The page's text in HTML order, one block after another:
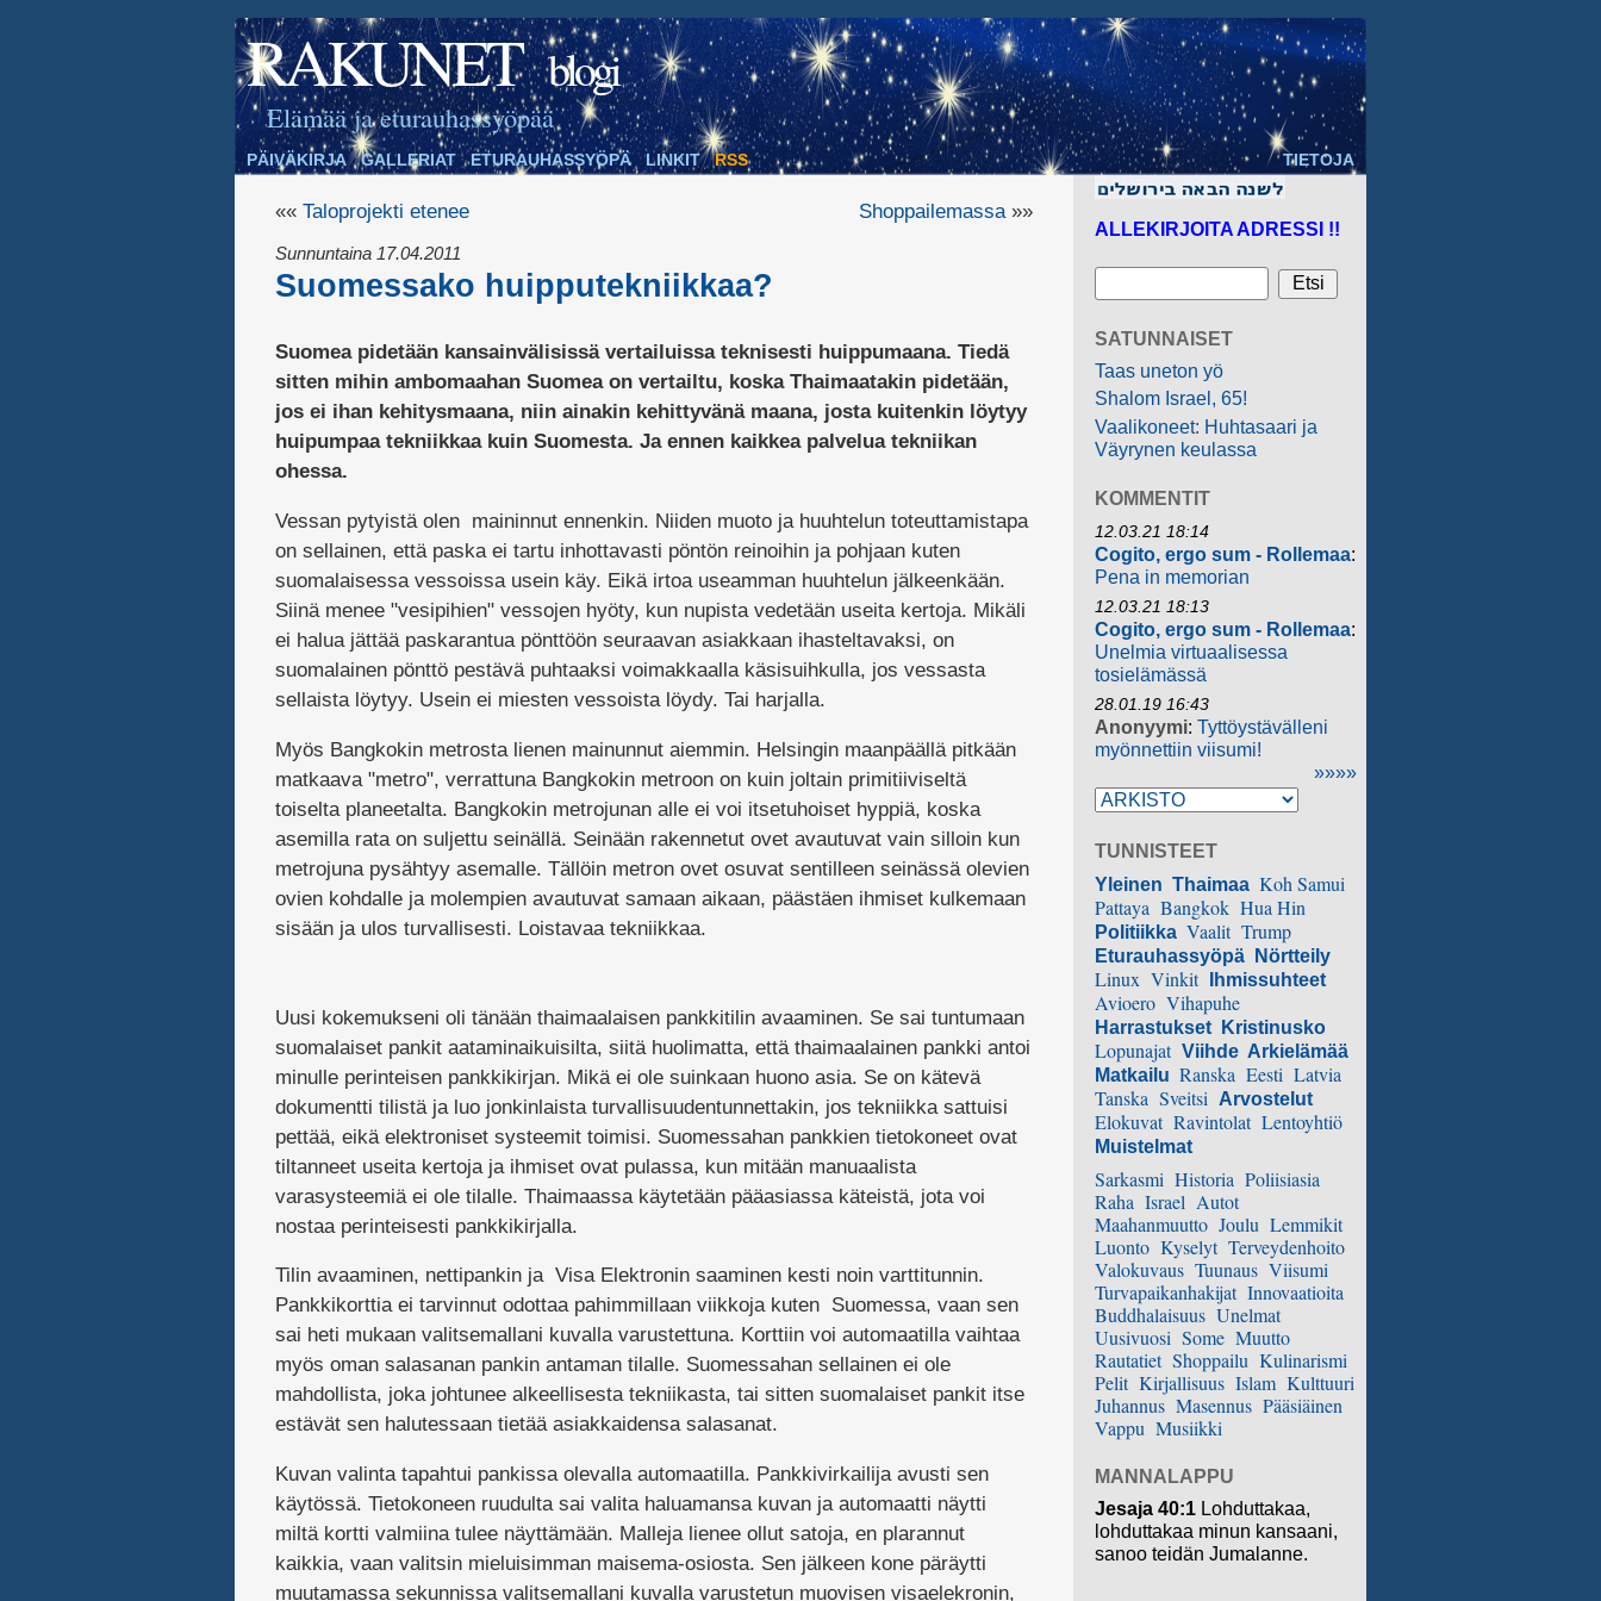
RAKUNET blogi
Elämää ja eturauhassyöpää
PÄIVÄKIRJA GALLERIAT ETURAUHASSYÖPÄ LINKIT RSS TIETOJA
«« Taloprojekti etenee Shoppailemassa»»
Sunnuntaina 17.04.2011
Suomessako huipputekniikkaa?
Suomea pidetään kansainvälisissä vertailuissa teknisesti huippumaana. Tiedä
sitten mihin ambomaahan Suomea on vertailtu, koska Thaimaatakin pidetään,
jos ei ihan kehitysmaana, niin ainakin kehittyvänä maana, josta kuitenkin löytyy
huipumpaa tekniikkaa kuin Suomesta. Ja ennen kaikkea palvelua tekniikan
ohessa.
Vessan pytyistä olen maininnut ennenkin. Niiden muoto ja huuhtelun toteuttamistapa
on sellainen, että paska ei tartu inhottavasti pöntön reinoihin ja pohjaan kuten
suomalaisessa vessoissa usein käy. Eikä irtoa useamman huuhtelun jälkeenkään.
Siinä menee "vesipihien" vessojen hyöty, kun nupista vedetään useita kertoja. Mikäli
ei halua jättää paskarantua pönttöön seuraavan asiakkaan ihasteltavaksi, on
suomalainen pönttö pestävä puhtaaksi voimakkaalla käsisuihkulla, jos vessasta
sellaista löytyy. Usein ei miesten vessoista löydy. Tai harjalla.
Myös Bangkokin metrosta lienen mainunnut aiemmin. Helsingin maanpäällä pitkään
matkaava "metro", verrattuna Bangkokin metroon on kuin joltain primitiiviseltä
toiselta planeetalta. Bangkokin metrojunan alle ei voi itsetuhoiset hyppiä, koska
asemilla rata on suljettu seinällä. Seinään rakennetut ovet avautuvat vain silloin kun
metrojuna pysähtyy asemalle. Tällöin metron ovet osuvat sentilleen seinässä olevien
ovien kohdalle ja molempien avautuvat samaan aikaan, päästäen ihmiset kulkemaan
sisään ja ulos turvallisesti. Loistavaa tekniikkaa.
Uusi kokemukseni oli tänään thaimaalaisen pankkitilin avaaminen. Se sai tuntumaan
suomalaiset pankit aataminaikuisilta, siitä huolimatta, että thaimaalainen pankki antoi
minulle perinteisen pankkikirjan. Mikä ei ole suinkaan huono asia. Se on kätevä
dokumentti tilistä ja luo jonkinlaista turvallisuudentunnettakin, jos tekniikka sattuisi
pettää, eikä elektroniset systeemit toimisi. Suomessahan pankkien tietokoneet ovat
tiltanneet useita kertoja ja ihmiset ovat pulassa, kun mitään manuaalista
varasysteemiä ei ole tilalle. Thaimaassa käytetään pääasiassa käteistä, jota voi
nostaa perinteisesti pankkikirjalla.
Tilin avaaminen, nettipankin ja Visa Elektronin saaminen kesti noin varttitunnin.
Pankkikorttia ei tarvinnut odottaa pahimmillaan viikkoja kuten Suomessa, vaan sen
sai heti mukaan valitsemallani kuvalla varustettuna. Korttiin voi automaatilla vaihtaa
myös oman salasanan pankin antaman tilalle. Suomessahan sellainen ei ole
mahdollista, joka johtunee alkeellisesta tekniikasta, tai sitten suomalaiset pankit itse
estävät sen halutessaan tietää asiakkaidensa salasanat.
Kuvan valinta tapahtui pankissa olevalla automaatilla. Pankkivirkailija avusti sen
käytössä. Tietokoneen ruudulta sai valita haluamansa kuvan ja automaatti näytti
miltä kortti valmiina tulee näyttämään. Malleja lienee ollut satoja, en plarannut
kaikkia, vaan valitsin mieluisimman maisema-osiosta. Sen jälkeen kone päräytti
muutamassa sekunnissa valitsemallani kuvalla varustetun muovisen visaelekronin,
ALLEKIRJOITA ADRESSI !!
SATUNNAISET
Taas uneton yö
Shalom Israel, 65!
Vaalikoneet: Huhtasaari ja
Väyrynen keulassa
KOMMENTIT
12.03.21 18:14
Cogito, ergo sum - Rollemaa:
Pena in memorian
12.03.21 18:13
Cogito, ergo sum - Rollemaa:
Unelmia virtuaalisessa
tosielämässä
28.01.19 16:43
Anonyymi: Tyttöystävälleni
myönnettiin viisumi!
»»»»
TUNNISTEET
Yleinen Thaimaa Koh Samui
Pattaya Bangkok Hua Hin
Politiikka Vaalit Trump
Eturauhassyöpä Nörtteily
Linux Vinkit Ihmissuhteet
Avioero Vihapuhe
Harrastukset Kristinusko
Lopunajat Viihde Arkielämää
Matkailu Ranska Eesti Latvia
Tanska Sveitsi Arvostelut
Elokuvat Ravintolat Lentoyhtiö
Muistelmat
Sarkasmi Historia Poliisiasia
Raha Israel Autot
Maahanmuutto Joulu Lemmikit
Luonto Kyselyt Terveydenhoito
Valokuvaus Tuunaus Viisumi
Turvapaikanhakijat Innovaatioita
Buddhalaisuus Unelmat
Uusivuosi Some Muutto
Rautatiet Shoppailu Kulinarismi
Pelit Kirjallisuus Islam Kulttuuri
Juhannus Masennus Pääsiäinen
Vappu Musiikki
MANNALAPPU
Jesaja 40:1 Lohduttakaa,
lohduttakaa minun kansaani,
sanoo teidän Jumalanne.